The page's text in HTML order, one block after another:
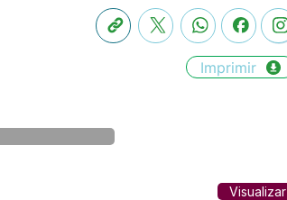
Imprimir
Visualizar